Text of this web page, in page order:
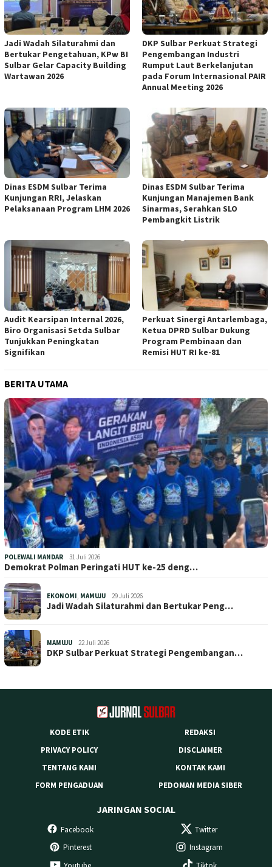
Jadi Wadah Silaturahmi dan
Bertukar Pengetahuan, KPw BI
Sulbar Gelar Capacity Building
Wartawan 2026
DKP Sulbar Perkuat Strategi
Pengembangan Industri
Rumput Laut Berkelanjutan
pada Forum Internasional PAIR
Annual Meeting 2026
Dinas ESDM Sulbar Terima
Kunjungan RRI, Jelaskan
Pelaksanaan Program LHM 2026
Dinas ESDM Sulbar Terima
Kunjungan Manajemen Bank
Sinarmas, Serahkan SLO
Pembangkit Listrik
Audit Kearsipan Internal 2026,
Biro Organisasi Setda Sulbar
Tunjukkan Peningkatan
Signifikan
Perkuat Sinergi Antarlembaga,
Ketua DPRD Sulbar Dukung
Program Pembinaan dan
Remisi HUT RI ke-81
BERITA UTAMA
POLEWALI MANDAR 31 Juli 2026
Demokrat Polman Peringati HUT ke-25 deng…
EKONOMI MAMUJU 29 Juli 2026
Jadi Wadah Silaturahmi dan Bertukar Peng…
MAMUJU 22 Juli 2026
DKP Sulbar Perkuat Strategi Pengembangan…
KODE ETIK
REDAKSI
PRIVACY POLICY
DISCLAIMER
TENTANG KAMI
KONTAK KAMI
FORM PENGADUAN
PEDOMAN MEDIA SIBER
JARINGAN SOCIAL
Facebook
Twitter
Pinterest
Instagram